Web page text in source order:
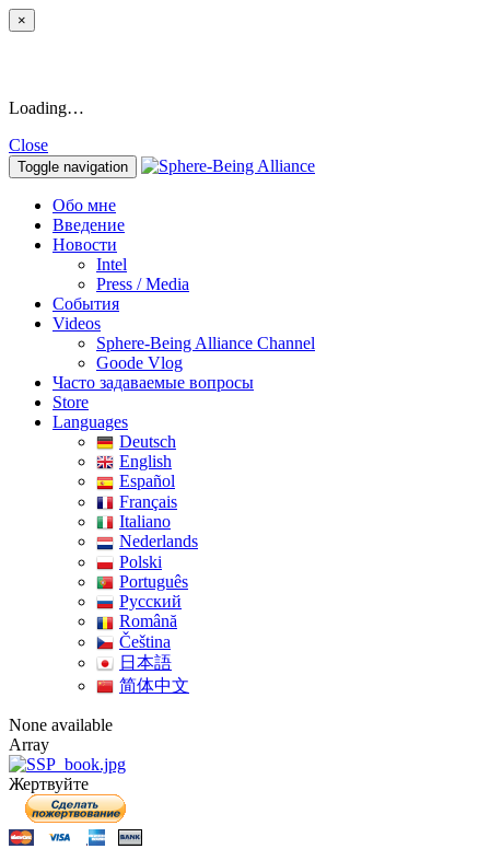
×
Loading…
Close
Toggle navigation
Обо мне
Введение
Новости
Intel
Press / Media
События
Videos
Sphere-Being Alliance Channel
Goode Vlog
Часто задаваемые вопросы
Store
Languages
Deutsch
English
Español
Français
Italiano
Nederlands
Polski
Português
Pусский
Română
Čeština
日本語
简体中文
None available
Array
Жертвуйте